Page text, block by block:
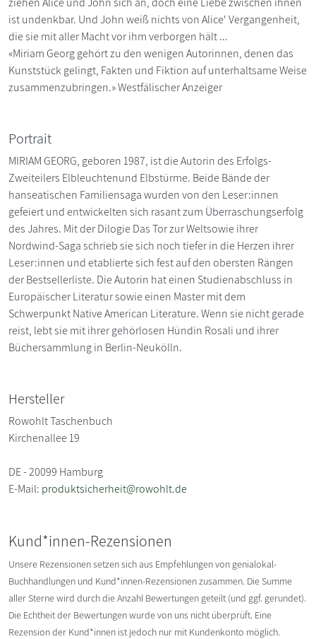
ist undenkbar. Und John weiß nichts von Alice' Vergangenheit,
die sie mit aller Macht vor ihm verborgen hält ...
«Miriam Georg gehört zu den wenigen Autorinnen, denen das
Kunststück gelingt, Fakten und Fiktion auf unterhaltsame Weise
zusammenzubringen.» Westfälischer Anzeiger
Portrait
MIRIAM GEORG, geboren 1987, ist die Autorin des Erfolgs-
Zweiteilers Elbleuchtenund Elbstürme. Beide Bände der
hanseatischen Familiensaga wurden von den Leser:innen
gefeiert und entwickelten sich rasant zum Überraschungserfolg
des Jahres. Mit der Dilogie Das Tor zur Weltsowie ihrer
Nordwind-Saga schrieb sie sich noch tiefer in die Herzen ihrer
Leser:innen und etablierte sich fest auf den obersten Rängen
der Bestsellerliste. Die Autorin hat einen Studienabschluss in
Europäischer Literatur sowie einen Master mit dem
Schwerpunkt Native American Literature. Wenn sie nicht gerade
reist, lebt sie mit ihrer gehörlosen Hündin Rosali und ihrer
Büchersammlung in Berlin-Neukölln.
Hersteller
Rowohlt Taschenbuch
Kirchenallee 19
DE - 20099 Hamburg
E-Mail: produktsicherheit@rowohlt.de
Kund*innen-Rezensionen
Unsere Rezensionen setzen sich aus Empfehlungen von genialokal-
Buchhandlungen und Kund*innen-Rezensionen zusammen. Die Summe
aller Sterne wird durch die Anzahl Bewertungen geteilt (und ggf. gerundet).
Die Echtheit der Bewertungen wurde von uns nicht überprüft. Eine
Rezension der Kund*innen ist jedoch nur mit Kundenkonto möglich.